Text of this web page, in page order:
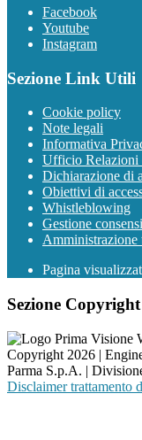
Facebook
Youtube
Instagram
Sezione Link Utili
Cookie policy
Note legali
Informativa
Ufficio Relazioni
Dichiarazione di
Obiettivi di
Whistleblowing
Gestione
Amministrazione
Pagina
Sezione Copyright
Copyright 2026 |
Parma S.p.A. |
Disclaimer trattamento